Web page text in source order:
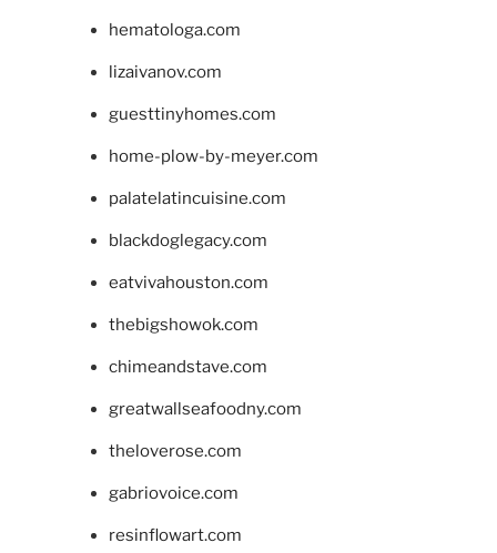
hematologa.com
lizaivanov.com
guesttinyhomes.com
home-plow-by-meyer.com
palatelatincuisine.com
blackdoglegacy.com
eatvivahouston.com
thebigshowok.com
chimeandstave.com
greatwallseafoodny.com
theloverose.com
gabriovoice.com
resinflowart.com